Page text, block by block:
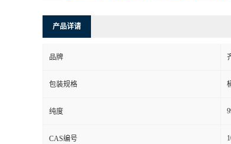
产品详请
品牌
包装规格
纯度
CAS编号